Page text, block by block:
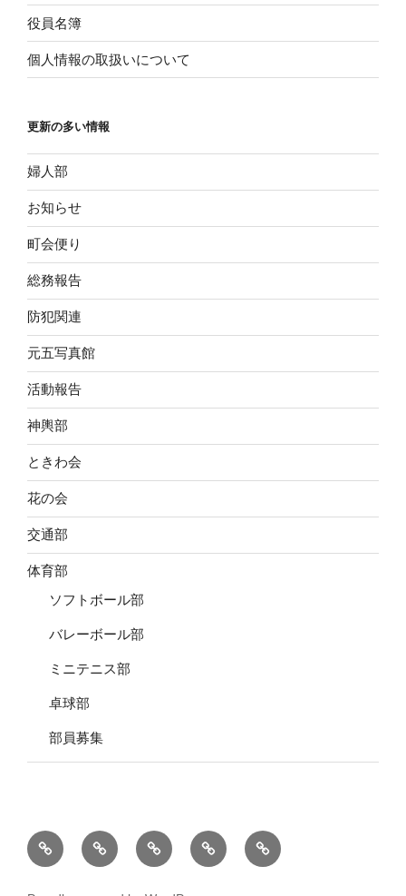
役員名簿
個人情報の取扱いについて
更新の多い情報
婦人部
お知らせ
町会便り
総務報告
防犯関連
元五写真館
活動報告
神輿部
ときわ会
花の会
交通部
体育部
ソフトボール部
バレーボール部
ミニテニス部
卓球部
部員募集
元
五
家
庭
元
五
役
員
個
人